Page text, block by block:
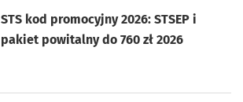
STS kod promocyjny 2026: STSEP i
pakiet powitalny do 760 zł 2026